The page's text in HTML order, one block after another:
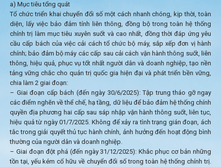
a) Mục tiêu tổng quát
Tổ chức triển khai chuyển đổi số một cách nhanh chóng, kịp thời, toàn
diện, lấy việc bảo đảm tính liên thông, đồng bộ trong toàn hệ thống
chính trị làm mục tiêu xuyên suốt và cao nhất, đồng thời đáp ứng yêu
cầu cấp bách của việc cải cách tổ chức bộ máy, sắp xếp đơn vị hành
chính; bảo đảm bộ máy các cấp sau cải cách vận hành thông suốt, liên
thông, hiệu quả, phục vụ tốt nhất người dân và doanh nghiệp, tạo nền
tảng vững chắc cho quản trị quốc gia hiện đại và phát triển bền vững,
chia làm 2 giai đoạn:
– Giai đoạn cấp bách (đến ngày 30/6/2025): Tập trung tháo gỡ ngay
các điểm nghẽn về thể chế, hạ tầng, dữ liệu để bảo đảm hệ thống chính
quyền địa phương hai cấp sau sáp nhập vận hành thông suốt, liên tục,
hiệu quả từ ngày 01/7/2025. Không để xảy ra tình trạng gián đoạn, ách
tắc trong giải quyết thủ tục hành chính, ảnh hưởng đến hoạt động bình
thường của người dân và doanh nghiệp.
– Giai đoạn đột phá (đến ngày 31/12/2025): Khắc phục cơ bản những
tồn tại, yếu kém cố hữu về chuyển đổi số trong toàn hệ thống chính trị.